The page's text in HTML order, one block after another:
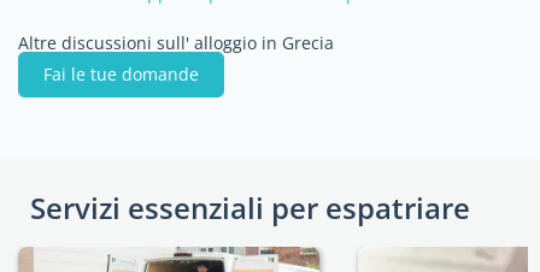
Altre discussioni sull' alloggio in Grecia
Fai le tue domande
Servizi essenziali per espatriare